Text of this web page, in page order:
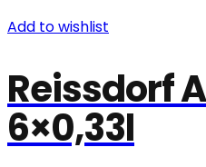
Add to wishlist
Reissdorf
6×0,33l